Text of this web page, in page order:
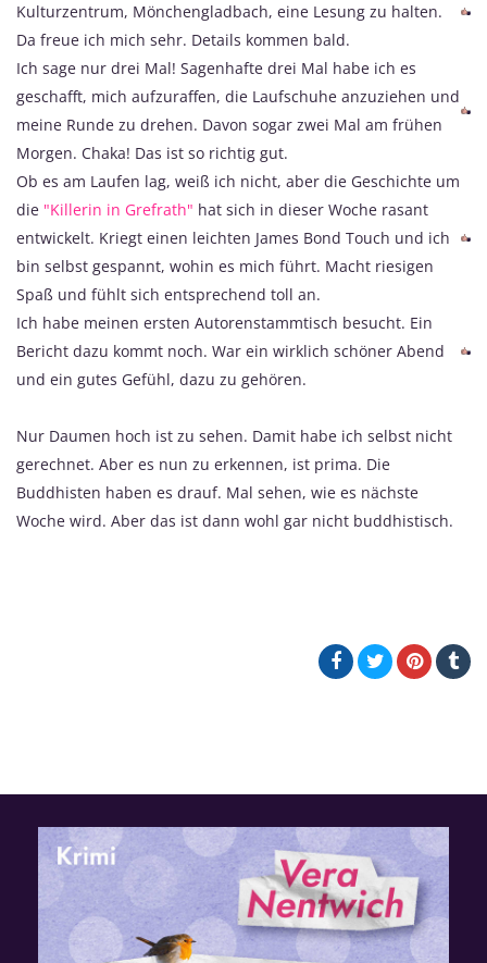
Kulturzentrum, Mönchengladbach, eine Lesung zu halten.
Da freue ich mich sehr. Details kommen bald.
Ich sage nur drei Mal! Sagenhafte drei Mal habe ich es
geschafft, mich aufzuraffen, die Laufschuhe anzuziehen und
meine Runde zu drehen. Davon sogar zwei Mal am frühen
Morgen. Chaka! Das ist so richtig gut.
Ob es am Laufen lag, weiß ich nicht, aber die Geschichte um
die "Killerin in Grefrath" hat sich in dieser Woche rasant
entwickelt. Kriegt einen leichten James Bond Touch und ich
bin selbst gespannt, wohin es mich führt. Macht riesigen
Spaß und fühlt sich entsprechend toll an.
Ich habe meinen ersten Autorenstammtisch besucht. Ein
Bericht dazu kommt noch. War ein wirklich schöner Abend
und ein gutes Gefühl, dazu zu gehören.
Nur Daumen hoch ist zu sehen. Damit habe ich selbst nicht
gerechnet. Aber es nun zu erkennen, ist prima. Die
Buddhisten haben es drauf. Mal sehen, wie es nächste
Woche wird. Aber das ist dann wohl gar nicht buddhistisch.